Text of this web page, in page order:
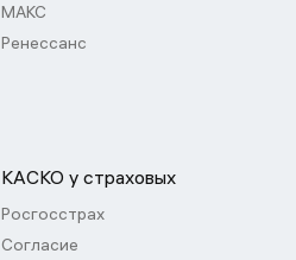
МАКС
Ренессанс
КАСКО у страховых
Росгосстрах
Согласие